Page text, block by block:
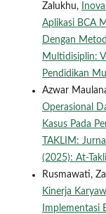
Zalukhu,
Aplikasi BCA
Dengan
Multidisiplin:
Pendidikan
Azwar
Operasional
Kasus Pada
TAKLIM:
(2025): At-
Rusmawati,
Kinerja
Implementasi